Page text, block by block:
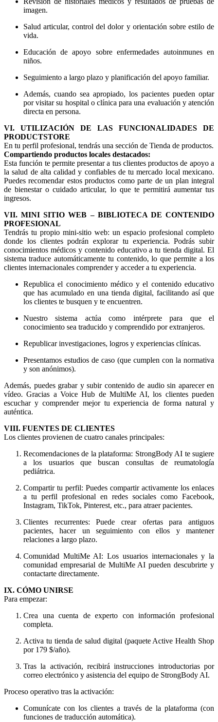
imagen.
Salud articular, control del dolor y orientación sobre estilo de
vida.
Educación de apoyo sobre enfermedades autoinmunes en
niños.
Seguimiento a largo plazo y planificación del apoyo familiar.
Además, cuando sea apropiado, los pacientes pueden optar
por visitar su hospital o clínica para una evaluación y atención
directa en persona.
VI. UTILIZACIÓN DE LAS FUNCIONALIDADES DE
PRODUCTSTORE
En tu perfil profesional, tendrás una sección de Tienda de productos.
Compartiendo productos locales destacados:
Esta función te permite presentar a tus clientes productos de apoyo a
la salud de alta calidad y confiables de tu mercado local mexicano.
Puedes recomendar estos productos como parte de un plan integral
de bienestar o cuidado articular, lo que te permitirá aumentar tus
ingresos.
VII. MINI SITIO WEB – BIBLIOTECA DE CONTENIDO
PROFESIONAL
Tendrás tu propio mini-sitio web: un espacio profesional completo
donde los clientes podrán explorar tu experiencia. Podrás subir
conocimientos médicos y contenido educativo a tu tienda digital. El
sistema traduce automáticamente tu contenido, lo que permite a los
clientes internacionales comprender y acceder a tu experiencia.
Republica el conocimiento médico y el contenido educativo
que has acumulado en una tienda digital, facilitando así que
los clientes te busquen y te encuentren.
Nuestro sistema actúa como intérprete para que el
conocimiento sea traducido y comprendido por extranjeros.
Republicar investigaciones, logros y experiencias clínicas.
Presentamos estudios de caso (que cumplen con la normativa
y son anónimos).
Además, puedes grabar y subir contenido de audio sin aparecer en
vídeo. Gracias a Voice Hub de MultiMe AI, los clientes pueden
escuchar y comprender mejor tu experiencia de forma natural y
auténtica.
VIII. FUENTES DE CLIENTES
Los clientes provienen de cuatro canales principales:
Recomendaciones de la plataforma: StrongBody AI te sugiere
a los usuarios que buscan consultas de reumatología
pediátrica.
Compartir tu perfil: Puedes compartir activamente los enlaces
a tu perfil profesional en redes sociales como Facebook,
Instagram, TikTok, Pinterest, etc., para atraer pacientes.
Clientes recurrentes: Puede crear ofertas para antiguos
pacientes, hacer un seguimiento con ellos y mantener
relaciones a largo plazo.
Comunidad MultiMe AI: Los usuarios internacionales y la
comunidad empresarial de MultiMe AI pueden descubrirte y
contactarte directamente.
IX. CÓMO UNIRSE
Para empezar:
Crea una cuenta de experto con información profesional
completa.
Activa tu tienda de salud digital (paquete Active Health Shop
por 179 $/año).
Tras la activación, recibirá instrucciones introductorias por
correo electrónico y asistencia del equipo de StrongBody AI.
Proceso operativo tras la activación:
Comunícate con los clientes a través de la plataforma (con
funciones de traducción automática).